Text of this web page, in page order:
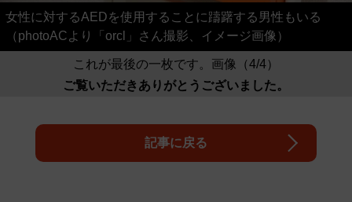
女性に対するAEDを使用することに躊躇する男性もいる
（photoACより「orcl」さん撮影、イメージ画像）
これが最後の一枚です。画像（4/4）
ご覧いただきありがとうございました。
記事に戻る